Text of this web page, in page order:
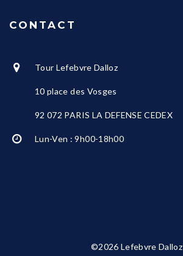
CONTACT
Tour Lefebvre Dalloz
10 place des Vosges
92 072 PARIS LA DEFENSE CEDEX
Lun-Ven : 9h00-18h00
©2026 Lefebvre Dalloz